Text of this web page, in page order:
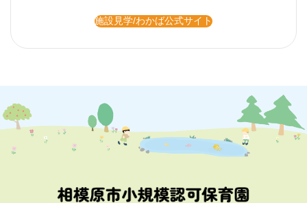
施設見学/わかば公式サイト